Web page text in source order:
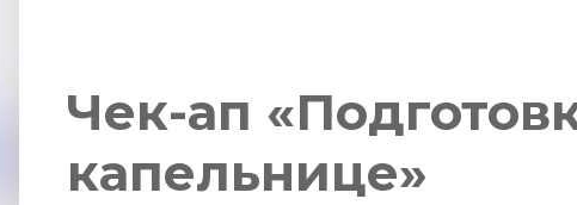
Чек-ап
капельнице»